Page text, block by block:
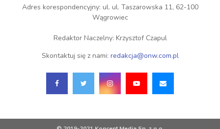
Adres korespondencyjny: ul. ul. Taszarowska 11, 62-100
Wągrowiec
Redaktor Naczelny: Krzysztof Czapul
Skontaktuj się z nami: redakcja@onw.com.pl